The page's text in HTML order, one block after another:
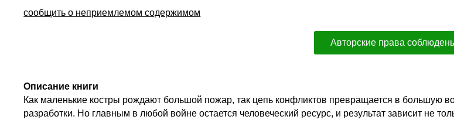
сообщить о неприемлемом содержимом
Авторские права
Описание книги
Как маленькие костры рождают большой пожар, так цепь конфликтов превращается в большую
разработки. Но главным в любой войне остается человеческий ресурс, и результат зависит не